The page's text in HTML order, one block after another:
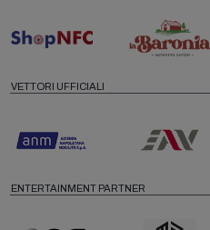
VETTORI UFFICIALI
ENTERTAINMENT PARTNER